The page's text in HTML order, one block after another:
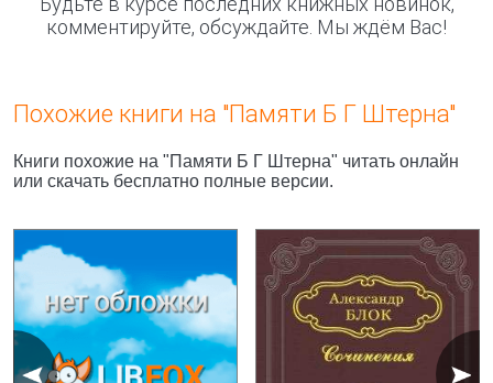
комментируйте, обсуждайте. Мы ждём Вас!
Похожие книги на "Памяти Б Г Штерна"
Книги похожие на "Памяти Б Г Штерна" читать онлайн
или скачать бесплатно полные версии.